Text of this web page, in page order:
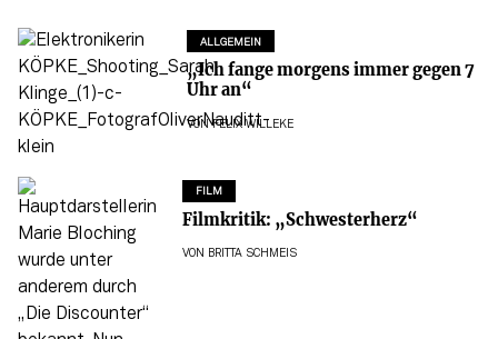
ALLGEMEIN
„Ich fange morgens immer gegen 7
Uhr an“
VONFELIX WILLEKE
FILM
Filmkritik: „Schwesterherz“
VON BRITTA SCHMEIS